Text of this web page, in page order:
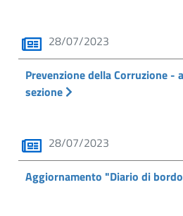
28/07/2023
Prevenzione della Corruzione -
sezione
28/07/2023
Aggiornamento "Diario di